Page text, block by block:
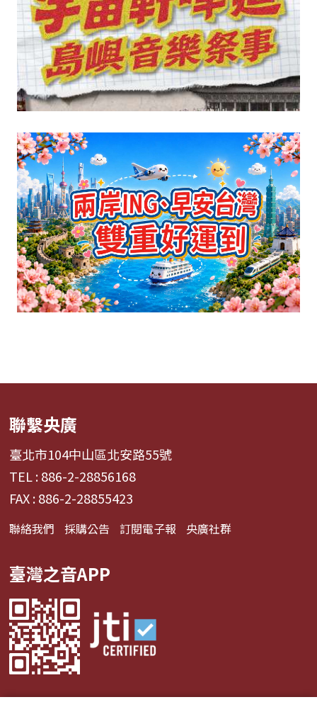
聯繫央廣
臺北市104中山區北安路55號
TEL : 886-2-28856168
FAX : 886-2-28855423
聯絡我們 採購公告 訂閱電子報 央廣社群
臺灣之音APP